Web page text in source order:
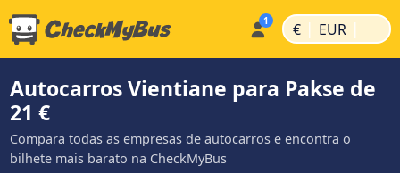
€ | EUR |
Autocarros Vientiane para Pakse de
21 €
Compara todas as empresas de autocarros e encontra o
bilhete mais barato na CheckMyBus